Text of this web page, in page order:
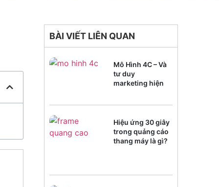
BÀI VIẾT LIÊN QUAN
Mô Hình 4C – Và
tư duy
marketing hiện
Hiệu ứng 30 giây
trong quảng cáo
thang máy là gì?